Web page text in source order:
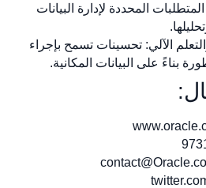
المحددة لإدارة البيانات
الآلي: تحسينات تسمح بإجراء
بناءً على البيانات المكانية.